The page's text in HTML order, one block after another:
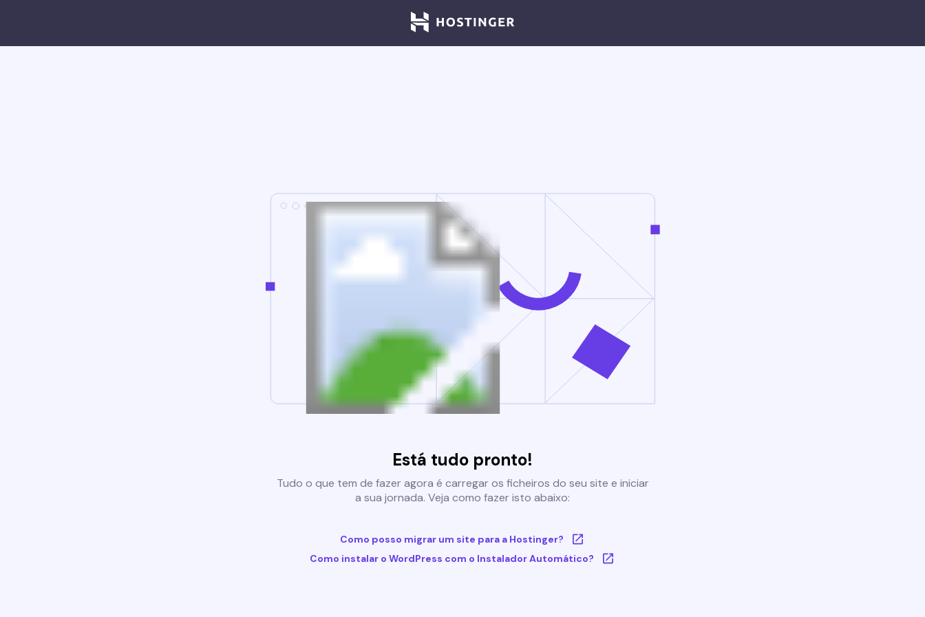
Está tudo pronto!
Tudo o que tem de fazer agora é carregar os ficheiros do seu site e iniciar
a sua jornada. Veja como fazer isto abaixo:
Como posso migrar um site para a Hostinger?
Como instalar o WordPress com o Instalador Automático?